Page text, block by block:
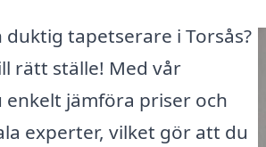
tapetserare i Torsås?
rätt ställe! Med vår
jämföra priser och
experter, vilket gör att du